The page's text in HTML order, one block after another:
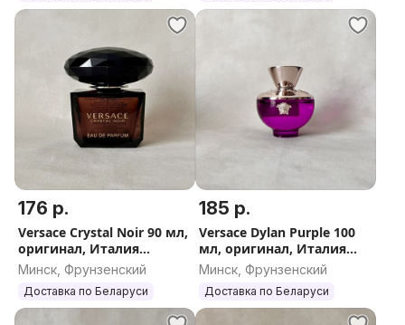
176 р.
Versace Crystal Noir 90 мл,
оригинал, Италия
(Версаче Кристал Нуар
женский)
Минск, Фрунзенский
Доставка по Беларуси
185 р.
Versace Dylan Purple 100
мл, оригинал, Италия
(Версаче Дилан Пёрпл
женский)
Минск, Фрунзенский
Доставка по Беларуси